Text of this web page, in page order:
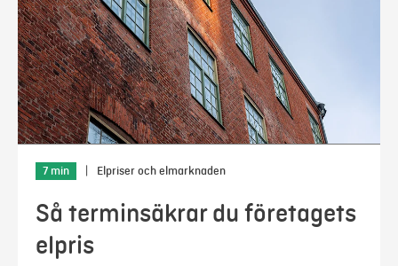
7 min Elpriser och elmarknaden
Så terminsäkrar du företagets
elpris